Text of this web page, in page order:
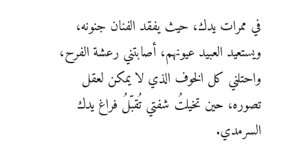
في ممرات يدك، حيث يفقد الفنان جنونه،
ويستعيد العبيد عيونهم، أصابتني رعشة الفرح،
واحتلني كل الخوف الذي لا يمكن لعقل
تصوره، حين تخيلتُ شفتي تُقبّلُ فراغ يدك
السرمدي.